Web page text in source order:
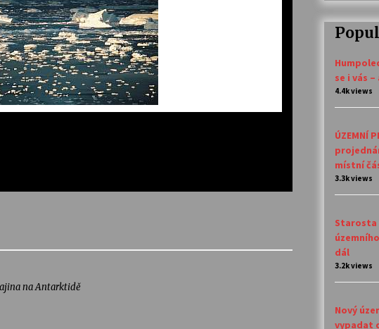
na Antarktidě
se i vás
4.4k views
ÚZEMNÍ
místní
3.3k views
Starosta
dál
3.2k views
Nový
vypadat